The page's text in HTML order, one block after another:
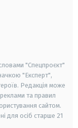
"Спецпроєкт"
"Експерт",
Редакція може
та правил
сайтом.
для осіб старше 21